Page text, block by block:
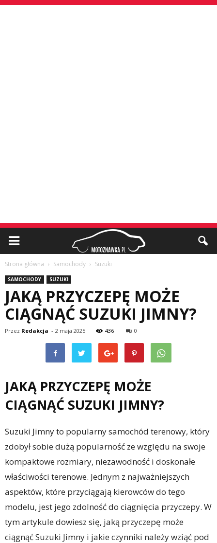
Strona główna Samochody Suzuki
SAMOCHODY SUZUKI
JAKĄ PRZYCZEPĘ MOŻE
CIĄGNĄĆ SUZUKI JIMNY?
Przez Redakcja - 2 maja 2025 436 0
JAKĄ PRZYCZEPĘ MOŻE
CIĄGNĄĆ SUZUKI JIMNY?
Suzuki Jimny to popularny samochód terenowy, który
zdobył sobie dużą popularność ze względu na swoje
kompaktowe rozmiary, niezawodność i doskonałe
właściwości terenowe. Jednym z najważniejszych
aspektów, które przyciągają kierowców do tego
modelu, jest jego zdolność do ciągnięcia przyczepy. W
tym artykule dowiesz się, jaką przyczepę może
ciągnąć Suzuki Jimny i jakie czynniki należy wziąć pod